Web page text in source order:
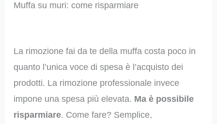
Muffa su muri: come risparmiare
La rimozione fai da te della muffa costa poco in
quanto l’unica voce di spesa è l’acquisto dei
prodotti. La rimozione professionale invece
impone una spesa più elevata. Ma è possibile
risparmiare. Come fare? Semplice,